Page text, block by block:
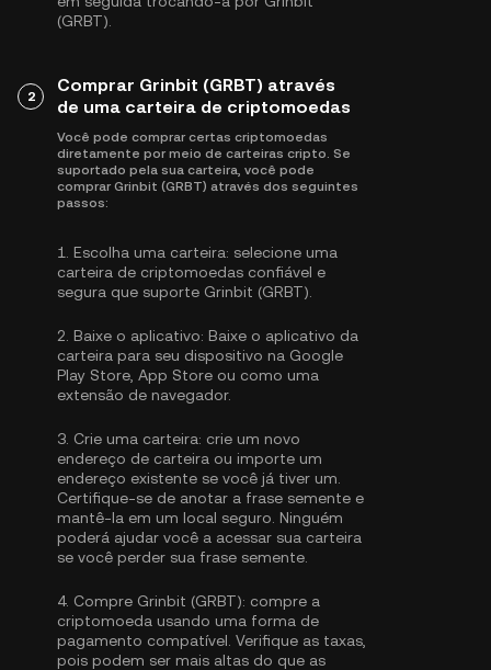
(GRBT).
2
Comprar Grinbit (GRBT) através
de uma carteira de criptomoedas
Você pode comprar certas criptomoedas
diretamente por meio de carteiras cripto. Se
suportado pela sua carteira, você pode
comprar Grinbit (GRBT) através dos seguintes
passos:
1. Escolha uma carteira: selecione uma
carteira de criptomoedas confiável e
segura que suporte Grinbit (GRBT).
2. Baixe o aplicativo: Baixe o aplicativo da
carteira para seu dispositivo na Google
Play Store, App Store ou como uma
extensão de navegador.
3. Crie uma carteira: crie um novo
endereço de carteira ou importe um
endereço existente se você já tiver um.
Certifique-se de anotar a frase semente e
mantê-la em um local seguro. Ninguém
poderá ajudar você a acessar sua carteira
se você perder sua frase semente.
4. Compre Grinbit (GRBT): compre a
criptomoeda usando uma forma de
pagamento compatível. Verifique as taxas,
pois podem ser mais altas do que as